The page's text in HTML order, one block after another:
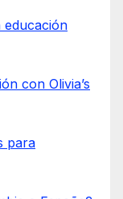
educación
con Olivia’s
para